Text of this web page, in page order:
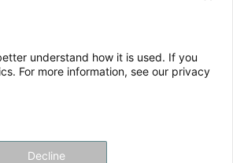
Sportverein
understand how it is used. If you
For more information, see our privacy
Decline